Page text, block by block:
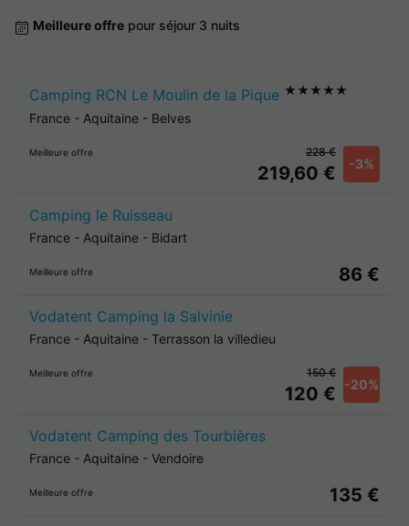
Meilleure offre pour séjour 3 nuits
Camping RCN Le Moulin de la Pique ★★★★★
France - Aquitaine - Belves
Meilleure offre
219,60 € -3%
228 €
Camping le Ruisseau
France - Aquitaine - Bidart
Meilleure offre 86 €
Vodatent Camping la Salvinie
France - Aquitaine - Terrasson la villedieu
Meilleure offre
120 € -20%
150 €
Vodatent Camping des Tourbières
France - Aquitaine - Vendoire
Meilleure offre 135 €